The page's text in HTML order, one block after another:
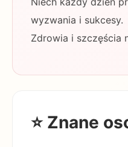
wyzwania i sukcesy.
Zdrowia i szczęścia
⭐ Znane